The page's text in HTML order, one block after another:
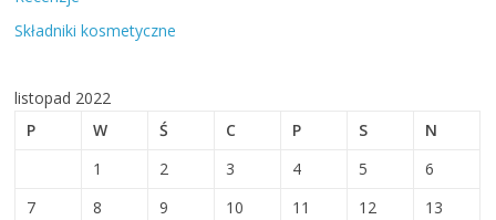
Składniki kosmetyczne
listopad 2022
P
W Ś C P S
N
1
2 3 4 5
6
7
8 9 10 11 12
13